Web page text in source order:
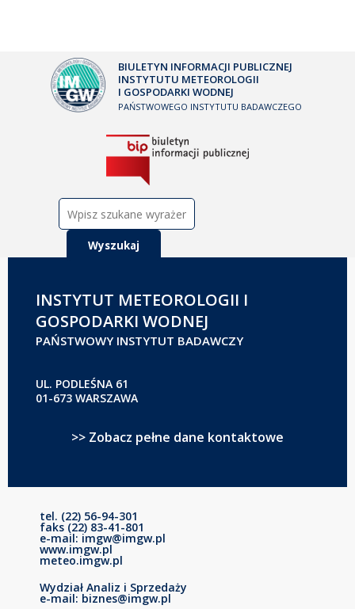
BIULETYN INFORMACJI PUBLICZNEJ
INSTYTUTU METEOROLOGII
I GOSPODARKI WODNEJ
PAŃSTWOWEGO INSTYTUTU BADAWCZEGO
INSTYTUT METEOROLOGII I
GOSPODARKI WODNEJ
PAŃSTWOWY INSTYTUT BADAWCZY
UL. PODLEŚNA 61
01-673 WARSZAWA
>> Zobacz pełne dane kontaktowe
tel. (22) 56-94-301
faks (22) 83-41-801
e-mail: imgw@imgw.pl
www.imgw.pl
meteo.imgw.pl
Wydział Analiz i Sprzedaży
e-mail: biznes@imgw.pl